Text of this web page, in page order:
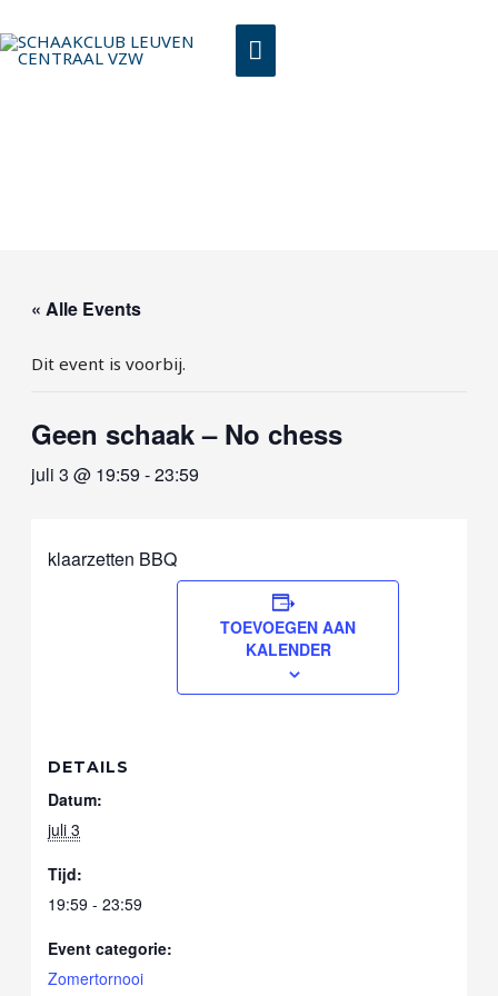
naar
HOOFDMENU
« Alle Events
Dit event is voorbij.
Geen schaak – No chess
juli 3 @ 19:59 -23:59
klaarzetten BBQ
TOEVOEGEN AAN
KALENDER
DETAILS
Datum:
juli 3
Tijd:
19:59 - 23:59
Event categorie:
Zomertornooi